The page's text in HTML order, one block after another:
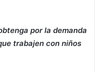
por la demanda
trabajen con niños